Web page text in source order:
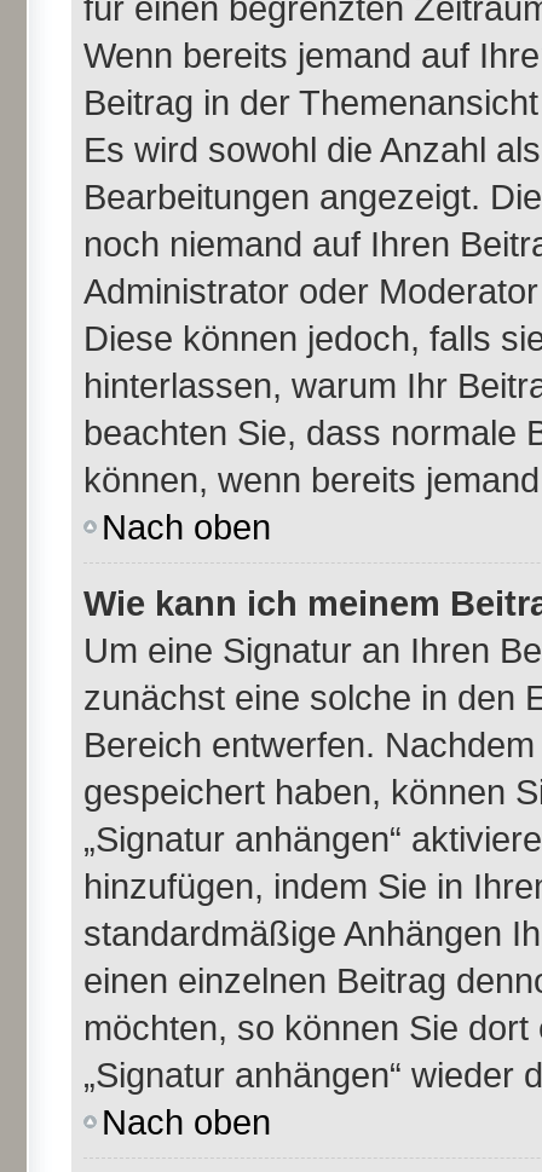
Wenn bereits jemand auf
Beitrag in der
Es wird sowohl die Anzahl
Bearbeitungen angezeigt.
noch niemand auf Ihren
Administrator oder
Diese können jedoch, falls
hinterlassen, warum Ihr
beachten Sie, dass normale
können, wenn bereits
Nach oben
Wie kann ich meinem
Um eine Signatur an Ihren
zunächst eine solche in den
Bereich entwerfen.
gespeichert haben, können
„Signatur anhängen“
hinzufügen, indem Sie in
standardmäßige Anhängen
einen einzelnen Beitrag
möchten, so können Sie
„Signatur anhängen“ wieder
Nach oben